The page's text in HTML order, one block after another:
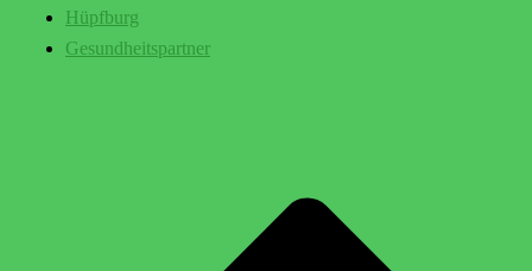
Hüpfburg
Gesundheitspartner